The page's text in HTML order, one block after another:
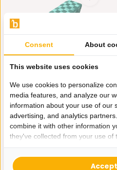
gevlochten zitbank -...
De Hocker Bank Lima is
prachtig. De geweven repe...
Op voorraad
245,-
Consent About
This website uses cookies
We use cookies to personalize
media features, and analyze our
information about your use of our
advertising, and analytics
combine it with other information
they've collected from your use of